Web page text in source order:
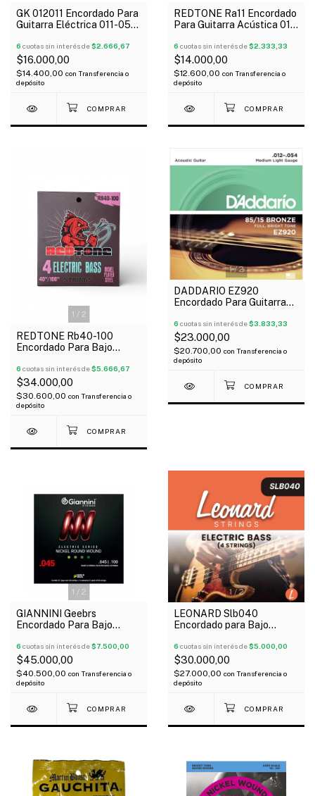
GK 012011 Encordado Para
Guitarra Eléctrica 011-050
6 cuotas sin interés de$2.666,67
$16.000,00
$14.400,00 con Transferencia o
depósito
REDTONE Ra11 Encordado
Para Guitarra Acústica 011-
6 cuotas sin interés de$2.333,33
$14.000,00
$12.600,00 con Transferencia o
depósito
1 / 2
REDTONE Rb40-100
Encordado Para Bajo
100
6 cuotas sin interés de$5.666,67
$34.000,00
$30.600,00 con Transferencia o
depósito
1/2
DADDARIO EZ920
Encordado Para Guitarra
85/15
6 cuotas sin interés de$3.833,33
$23.000,00
$20.700,00 con Transferencia o
depósito
1 / 2
GIANNINI Geebrs
Encordado Para Bajo
0100
6 cuotas sin interés de$7.500,00
$45.000,00
$40.500,00 con Transferencia o
depósito
1/2
LEONARD Slb040
Encordado para Bajo
Plated 040/095
6 cuotas sin interés de$5.000,00
$30.000,00
$27.000,00 con Transferencia o
depósito